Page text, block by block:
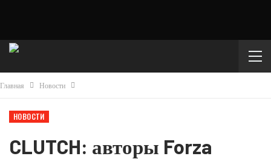
Главная Новости
НОВОСТИ
CLUTCH: авторы Forza